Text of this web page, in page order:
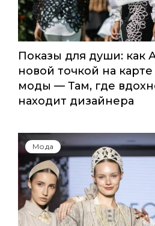
Показы для души: как
новой точкой на
моды — Там, где
находит дизайнера
Мода